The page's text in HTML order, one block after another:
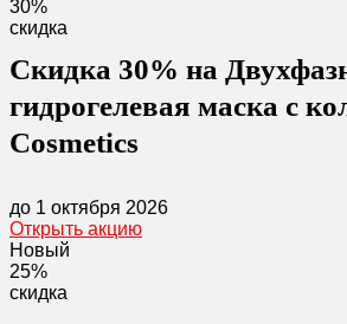
30%
скидка
Скидка 30% на
гидрогелевая маска с
Cosmetics
до 1 октября 2026
Открыть акцию
Новый
25%
скидка